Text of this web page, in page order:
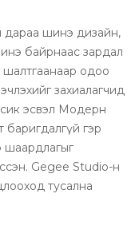
дараа шинэ дизайн,
байрнаас зардал
шалтгаанаар одоо
захиалагчид
эсвэл Модерн
баригдалгүй гэр
шаардлагыг
Gegee Studio-н
тусална